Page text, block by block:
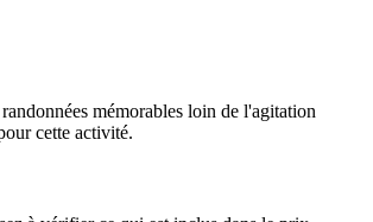
mémorables loin de l'agitation
cette activité.